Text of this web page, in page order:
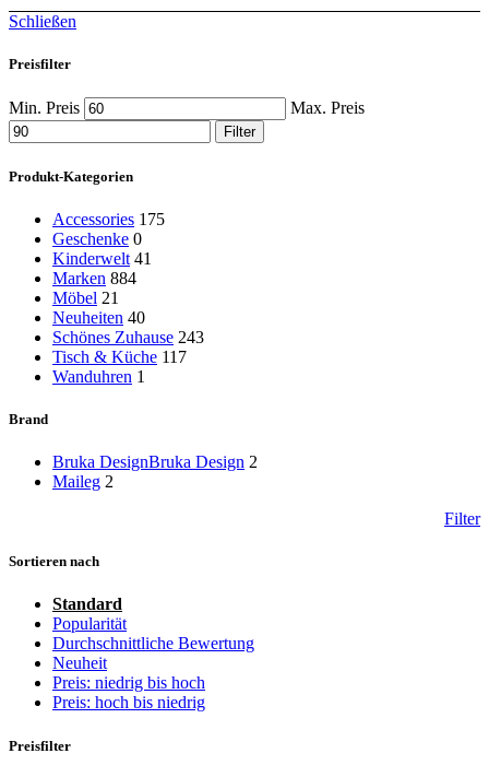
Schließen
Preisfilter
Min. Preis Max. Preis
Filter
Produkt-Kategorien
Accessories 175
Geschenke 0
Kinderwelt 41
Marken 884
Möbel 21
Neuheiten 40
Schönes Zuhause 243
Tisch & Küche 117
Wanduhren 1
Brand
Bruka DesignBruka Design 2
Maileg 2
Filter
Sortieren nach
Standard
Popularität
Durchschnittliche Bewertung
Neuheit
Preis: niedrig bis hoch
Preis: hoch bis niedrig
Preisfilter